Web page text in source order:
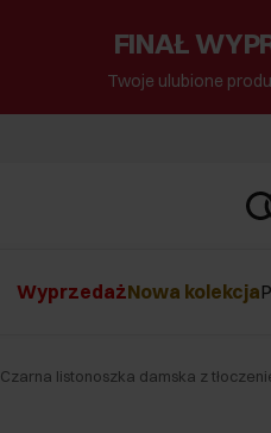
FINAŁ
Twoje ulubione
WyprzedażNowa kolekcja
Czarna listonoszka damska z